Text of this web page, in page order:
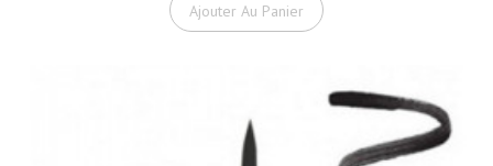
Ajouter Au Panier